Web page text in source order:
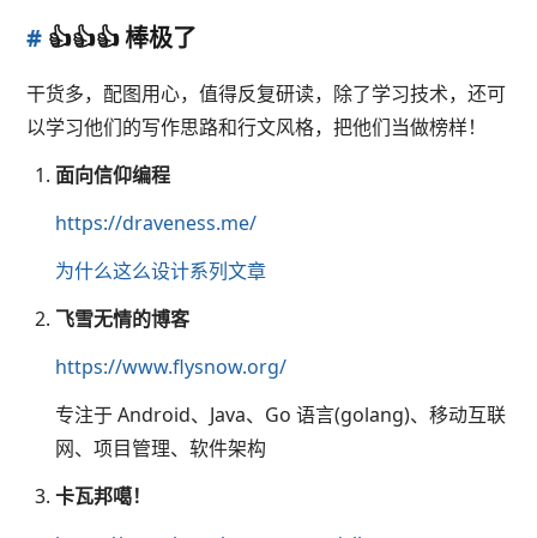
# 👍👍👍 棒极了
干货多，配图用心，值得反复研读，除了学习技术，还可
以学习他们的写作思路和行文风格，把他们当做榜样！
面向信仰编程
https://draveness.me/
为什么这么设计系列文章
飞雪无情的博客
https://www.flysnow.org/
专注于 Android、Java、Go 语言(golang)、移动互联
网、项目管理、软件架构
卡瓦邦噶！